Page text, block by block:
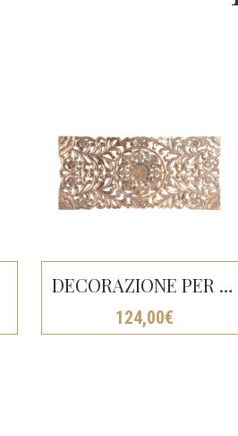
DECORAZIONE PER PARETI CM100X45X2
124,00€